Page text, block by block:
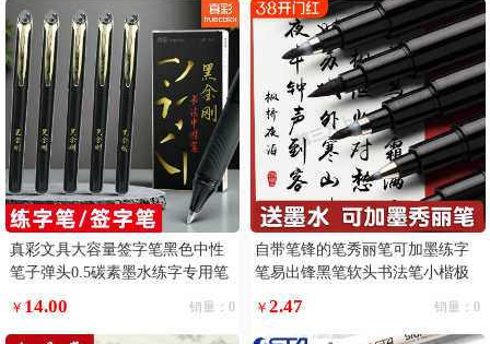
真彩文具大容量签字笔黑色中性
笔子弹头0.5碳素墨水练字专用笔
刚书法笔写字5支
￥ 14.00 销量：0
自带笔锋的笔秀丽笔可加墨练字
笔易出锋黑笔软头书法笔小楷极
￥2.47 销量：0